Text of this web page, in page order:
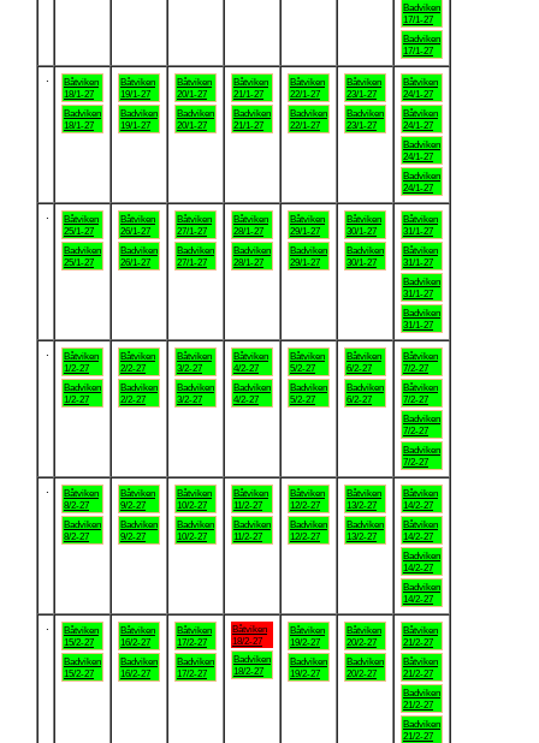
Badviken
17/1-27
Badviken
17/1-27
Båtviken
18/1-27
Badviken
18/1-27
Båtviken
19/1-27
Badviken
19/1-27
Båtviken
20/1-27
Badviken
20/1-27
Båtviken
21/1-27
Badviken
21/1-27
Båtviken
22/1-27
Badviken
22/1-27
Båtviken
23/1-27
Badviken
23/1-27
Båtviken
24/1-27
Båtviken
24/1-27
Badviken
24/1-27
Badviken
24/1-27
Båtviken
25/1-27
Badviken
25/1-27
Båtviken
26/1-27
Badviken
26/1-27
Båtviken
27/1-27
Badviken
27/1-27
Båtviken
28/1-27
Badviken
28/1-27
Båtviken
29/1-27
Badviken
29/1-27
Båtviken
30/1-27
Badviken
30/1-27
Båtviken
31/1-27
Båtviken
31/1-27
Badviken
31/1-27
Badviken
31/1-27
Båtviken
1/2-27
Badviken
1/2-27
Båtviken
2/2-27
Badviken
2/2-27
Båtviken
3/2-27
Badviken
3/2-27
Båtviken
4/2-27
Badviken
4/2-27
Båtviken
5/2-27
Badviken
5/2-27
Båtviken
6/2-27
Badviken
6/2-27
Båtviken
7/2-27
Båtviken
7/2-27
Badviken
7/2-27
Badviken
7/2-27
Båtviken
8/2-27
Badviken
8/2-27
Båtviken
9/2-27
Badviken
9/2-27
Båtviken
10/2-27
Badviken
10/2-27
Båtviken
11/2-27
Badviken
11/2-27
Båtviken
12/2-27
Badviken
12/2-27
Båtviken
13/2-27
Badviken
13/2-27
Båtviken
14/2-27
Båtviken
14/2-27
Badviken
14/2-27
Badviken
14/2-27
Båtviken
15/2-27
Badviken
15/2-27
Båtviken
16/2-27
Badviken
16/2-27
Båtviken
17/2-27
Badviken
17/2-27
Båtviken
18/2-27
Badviken
18/2-27
Båtviken
19/2-27
Badviken
19/2-27
Båtviken
20/2-27
Badviken
20/2-27
Båtviken
21/2-27
Båtviken
21/2-27
Badviken
21/2-27
Badviken
21/2-27